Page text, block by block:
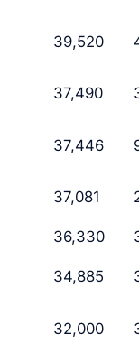
39,520
37,490
37,446
37,081
36,330
34,885
32,000